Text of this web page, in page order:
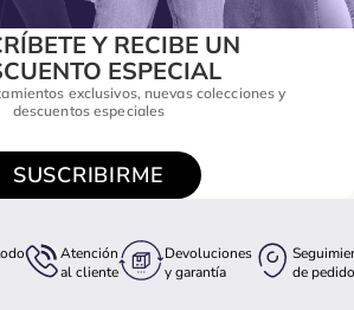
Y RECIBE UN
ESPECIAL
exclusivos, nuevas colecciones y
descuentos especiales
SUSCRIBIRME
Atención
al cliente
Devoluciones
y garantía
de pedido